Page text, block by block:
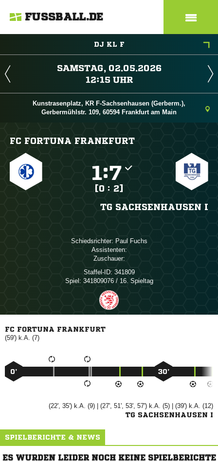
FUSSBALL.DE
DJ KL F
 
 
Kunstrasenplatz, KR F-Sachsenhausen (Gerberm.),
Gerbermühlstr. 109, 60594 Frankfurt am Main
FC FORTUNA FRANKFURT
:
[0 : 2]
TG SACHSENHAUSEN I
Schiedsrichter:  
Assistenten:
Zuschauer:
Staffel-ID: 341809
Spiel: 341809076 / 16. Spieltag
FC FORTUNA FRANKFURT
(59') k.A. (7)
0’ 30’
(22', 35') k.A. (9) | (27', 51', 53', 57') k.A. (5) | (39') k.A. (12)
TG SACHSENHAUSEN I
SPIELBERICHTE & NEWS
ES WURDEN LEIDER NOCH KEINE SPIELBERICHTE